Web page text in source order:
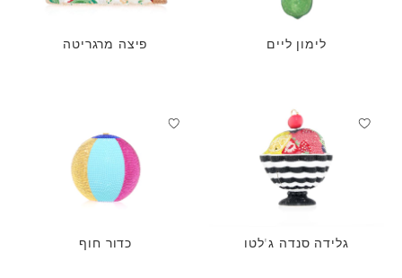
לימון ליים פיצה מרגריטה
גלידה סנדה ג'לטו כדור חוף